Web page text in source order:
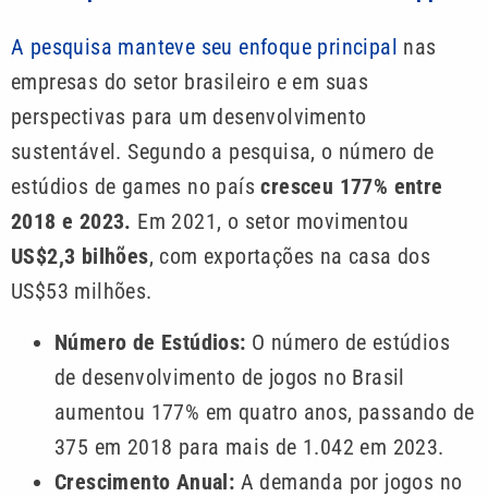
A pesquisa manteve seu enfoque principal nas
empresas do setor brasileiro e em suas
perspectivas para um desenvolvimento
sustentável. Segundo a pesquisa, o número de
estúdios de games no paíscresceu 177% entre
2018 e 2023. Em 2021, o setor movimentou
US$2,3 bilhões, com exportações na casa dos
US$53 milhões.
Número de Estúdios: O número de estúdios
de desenvolvimento de jogos no Brasil
aumentou 177% em quatro anos, passando de
375 em 2018 para mais de 1.042 em 2023.
Crescimento Anual: A demanda por jogos no